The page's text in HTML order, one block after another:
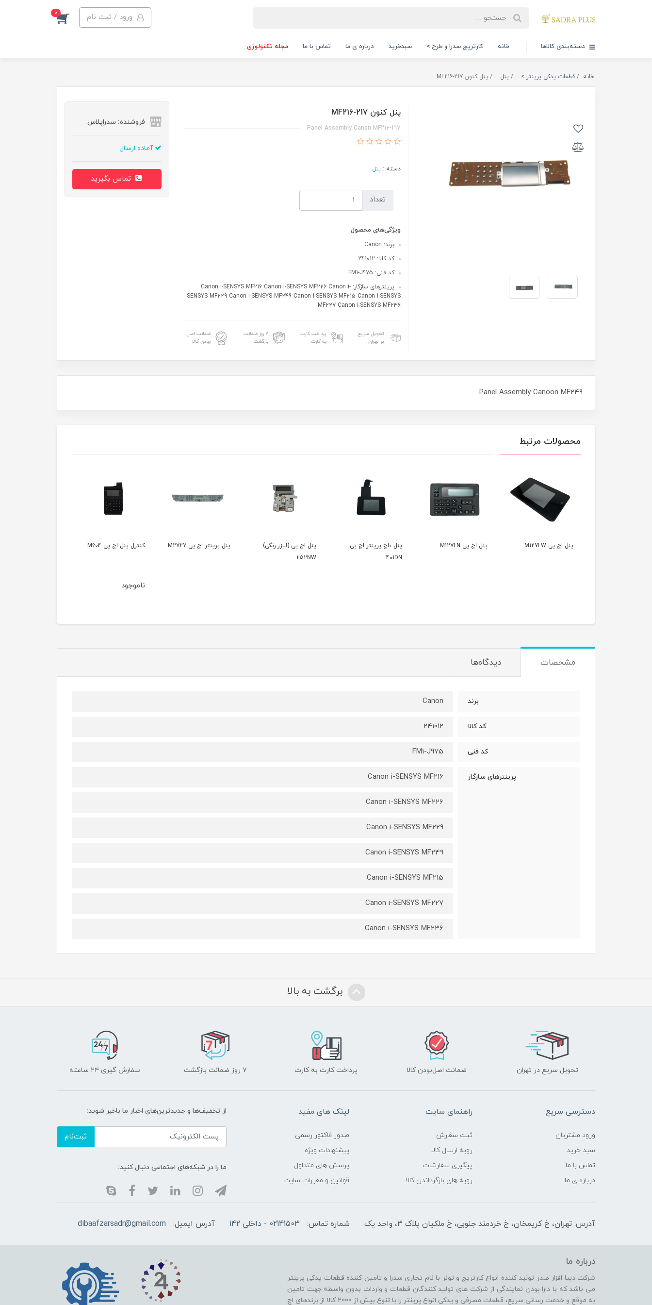
ورود / ثبت نام 0
دسته‌بندی کالاها خانه کارتریج سدرا و طرح > سبدخرید درباره ی ما تماس با ما مجله تکنولوژی
خانه قطعات یدکی پرینتر > پنل پنل کنون MF216-217
پنل کنون MF216-217
Panel Assembly Canon MF216-217
دسته : پنل
تعداد
ویژگی‌های محصول
برند: Canon
کد کالا: 241012
کد فنی: FM1-J975
پرینترهای سازگار: Canon i-SENSYS MF216 Canon i-SENSYS MF226 Canon i-
SENSYS MF229 Canon i-SENSYS MF249 Canon i-SENSYS MF215 Canon i-SENSYS
MF227 Canon i-SENSYS MF236
تحویل سریع
در تهران
پرداخت کارت
به کارت
۷ روز ضمانت
بازگشت
ضمانت اصل
بودن کالا
فروشنده: سدراپلاس
آماده ارسال
Panel Assembly Canoon MF249
محصولات مرتبط
پنل اچ پی M127FW پنل اچ پی M127FN
پنل تاچ پرینتر اچ پی
401DN
پنل اچ پی (لیزر رنگی)
252NW
پنل پرینتر اچ پی M2727 کنترل پنل اچ پی M604
ناموجود
مشخصات دیدگاه‌ها
برند Canon
کد کالا 241012
کد فنی FM1-J975
پرینترهای سازگار Canon i-SENSYS MF216
Canon i-SENSYS MF226
Canon i-SENSYS MF229
Canon i-SENSYS MF249
Canon i-SENSYS MF215
Canon i-SENSYS MF227
Canon i-SENSYS MF236
برگشت به بالا
تحویل سریع در تهران ضمانت اصل‌بودن کالا پرداخت کارت به کارت ۷ روز ضمانت بازگشت سفارش گیری ۲۴ ساعته
دسترسی سریع
ورود مشتریان
سبد خرید
تماس با ما
درباره ی ما
راهنمای سایت
ثبت سفارش
رویه ارسال کالا
پیگیری سفارشات
رویه های بازگرداندن کالا
لینک های مفید
صدور فاکتور رسمی
پیشنهادات ویژه
پرسش های متداول
قوانین و مقررات سایت
از تخفیف‌ها و جدیدترین‌های اخبار ما باخبر شوید:
ثبت‌نام
ما را در شبکه‌های اجتماعی دنبال کنید:
آدرس: تهران، خ کریمخان، خ خردمند جنوبی، خ ملکیان پلاک 3، واحد یک شماره تماس: 02141503 - داخلی 142 آدرس ایمیل: dibaafzarsadr@gmail.com
درباره ما
شرکت دیبا افزار صدر تولید کننده انواع کارتریج و تونر با نام تجاری سدرا و تامین کننده قطعات یدکی پرینتر
می باشد که با دارا بودن نمایندگی از شرکت های تولید کنندگان قطعات و واردات بدون واسطه جهت تامین
به موقع و خدمت رسانی سریع، قطعات مصرفی و یدکی انواع پرینتر را با تنوع بیش از 2000 کالا از برندهای اچ